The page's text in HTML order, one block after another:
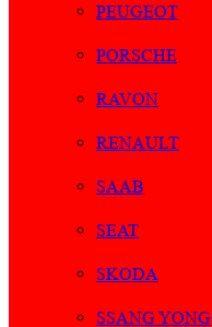
PEUGEOT
PORSCHE
RAVON
RENAULT
SAAB
SEAT
SKODA
SSANG YONG